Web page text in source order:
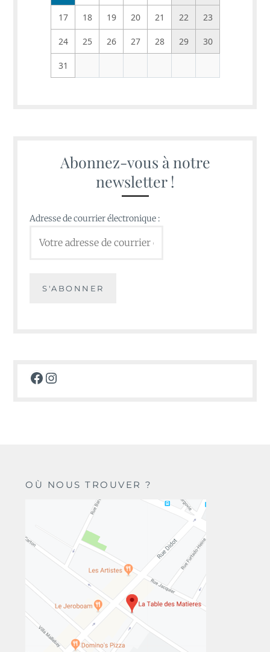
17 18 19 20 21 22 23
24 25 26 27 28 29 30
31
Abonnez-vous à notre
newsletter !
Adresse de courrier électronique :
Facebook
Instagram
OÙ NOUS TROUVER ?